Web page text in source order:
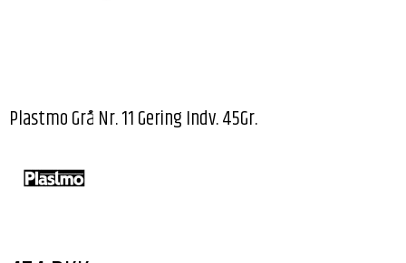
Plastmo Grå Nr. 11 Gering Indv. 45Gr.